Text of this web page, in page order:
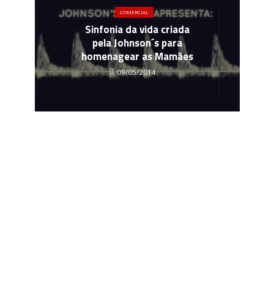
COMERCIAL
Sinfonia da vida criada
pela Johnson´s para
homenagear as Mamães
09/05/2014